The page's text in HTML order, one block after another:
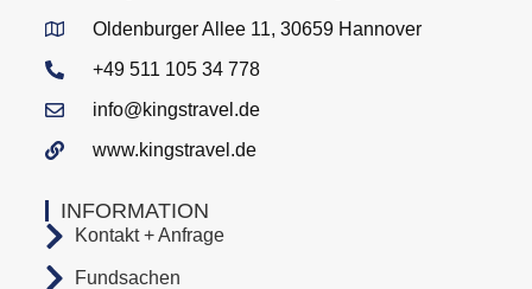
INFORMATION
Kontakt + Anfrage
Fundsachen
Oldenburger Allee 11, 30659 Hannover
+49 511 105 34 778
info@kingstravel.de
www.kingstravel.de